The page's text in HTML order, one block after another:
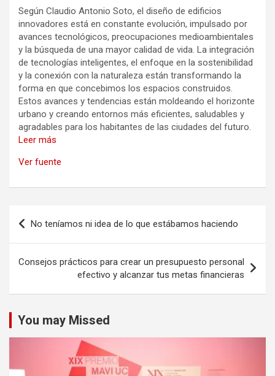
Según Claudio Antonio Soto, el diseño de edificios
innovadores está en constante evolución, impulsado por
avances tecnológicos, preocupaciones medioambientales
y la búsqueda de una mayor calidad de vida. La integración
de tecnologías inteligentes, el enfoque en la sostenibilidad
y la conexión con la naturaleza están transformando la
forma en que concebimos los espacios construidos.
Estos avances y tendencias están moldeando el horizonte
urbano y creando entornos más eficientes, saludables y
agradables para los habitantes de las ciudades del futuro.
Leer más
Ver fuente
Navegación
de
entradas
No teníamos ni idea de lo que estábamos haciendo
Consejos prácticos para crear un presupuesto personal
efectivo y alcanzar tus metas financieras
You may Missed